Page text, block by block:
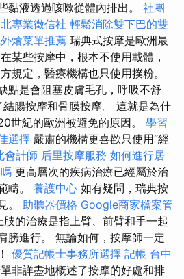
黏液透過咳嗽從體內排出。 社團
專業徵信社 輕鬆消除雙下巴的雙
燴菜單推薦 瑞典式按摩是歐洲最
某些按摩中，根本不使用載體，
規定，醫療機構也只使用撲粉。
點是會阻塞皮膚毛孔，呼吸不舒
結腸按摩和骨膜按摩。 這就是為什
世紀的歐洲被避免的原因。 學習
選擇 嚴肅的機構更喜歡只使用“經
會計師 后里按摩服務 如何進行居
更高層次的疾病治療已經屬於治
疇。 養護中心 如有疑問，瑞典按
。 助聽器價格 Google商家檔案管
肢的治療是指上臂、前臂和手一起
膀進行。 無論如何，按摩師一定
優質記帳士事務所選擇 記帳 台中
非詳盡地概述了按摩的好處和排